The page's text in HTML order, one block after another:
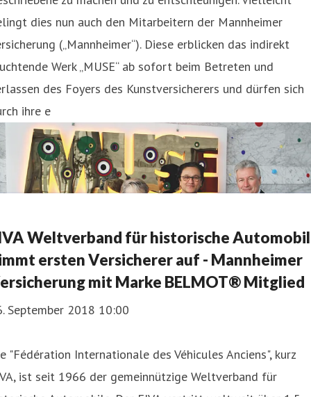
dies nun auch den Mitarbeitern der Mannheimer
(„Mannheimer“). Diese erblicken das indirekt
Werk „MUSE“ ab sofort beim Betreten und
des Foyers des Kunstversicherers und dürfen sich
ihre e
Weltverband für historische
ersten Versicherer auf - Mannheimer
mit Marke BELMOT® Mitglied
September 2018 10:00
"Fédération Internationale des Véhicules Anciens", kurz
ist seit 1966 der gemeinnützige Weltverband für